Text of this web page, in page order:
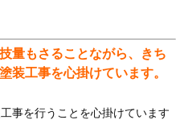
量もさることながら、きち
装工事を心掛けています。
事を行うことを心掛けています